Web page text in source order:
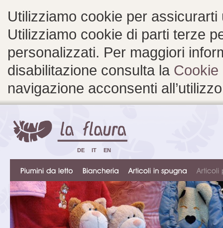
Utilizziamo cookie per
Utilizziamo cookie di parti terze
personalizzati. Per maggiori
disabilitazione consulta la Cookie
navigazione acconsenti
DE IT EN